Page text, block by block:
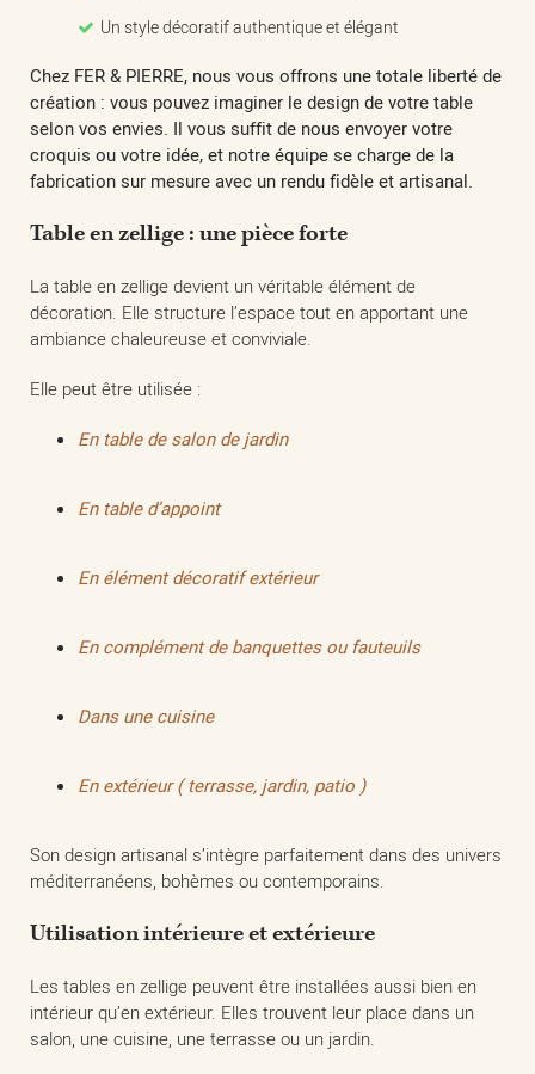
Un style décoratif authentique et élégant
Chez FER & PIERRE, nous vous offrons une totale liberté de
création : vous pouvez imaginer le design de votre table
selon vos envies. Il vous suffit de nous envoyer votre
croquis ou votre idée, et notre équipe se charge de la
fabrication sur mesure avec un rendu fidèle et artisanal.
Table en zellige : une pièce forte
La table en zellige devient un véritable élément de
décoration. Elle structure l’espace tout en apportant une
ambiance chaleureuse et conviviale.
Elle peut être utilisée :
En table de salon de jardin
En table d’appoint
En élément décoratif extérieur
En complément de banquettes ou fauteuils
Dans une cuisine
En extérieur ( terrasse, jardin, patio )
Son design artisanal s’intègre parfaitement dans des univers
méditerranéens, bohèmes ou contemporains.
Utilisation intérieure et extérieure
Les tables en zellige peuvent être installées aussi bien en
intérieur qu’en extérieur. Elles trouvent leur place dans un
salon, une cuisine, une terrasse ou un jardin.